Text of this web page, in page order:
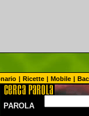
| Ricette | Mobile |
PAROLA